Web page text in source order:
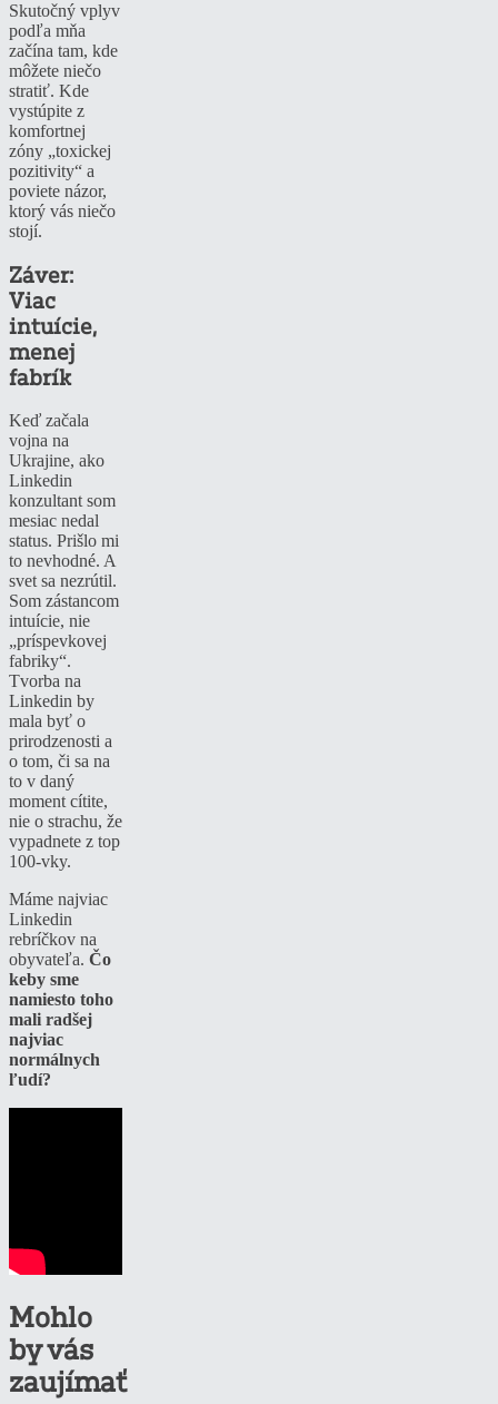
Skutočný vplyv
podľa mňa
začína tam, kde
môžete niečo
stratiť. Kde
vystúpite z
komfortnej
zóny „toxickej
pozitivity“ a
poviete názor,
ktorý vás niečo
stojí.
Záver:
Viac
intuície,
menej
fabrík
Keď začala
vojna na
Ukrajine, ako
Linkedin
konzultant som
mesiac nedal
status. Prišlo mi
to nevhodné. A
svet sa nezrútil.
Som zástancom
intuície, nie
„príspevkovej
fabriky“.
Tvorba na
Linkedin by
mala byť o
prirodzenosti a
o tom, či sa na
to v daný
moment cítite,
nie o strachu, že
vypadnete z top
100-vky.
Máme najviac
Linkedin
rebríčkov na
obyvateľa. Čo
keby sme
namiesto toho
mali radšej
najviac
normálnych
ľudí?
Mohlo
by vás
zaujímať